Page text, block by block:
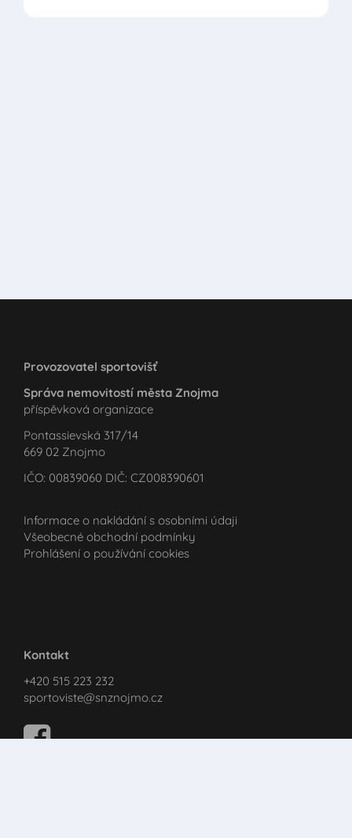
Provozovatel sportovišť
Správa nemovitostí města Znojma
příspěvková organizace
Pontassievská 317/14
669 02 Znojmo
IČO: 00839060 DIČ: CZ008390601
Informace o nakládání s osobními údaji
Všeobecné obchodní podmínky
Prohlášení o používání cookies
Kontakt
+420 515 223 232
sportoviste@snznojmo.cz